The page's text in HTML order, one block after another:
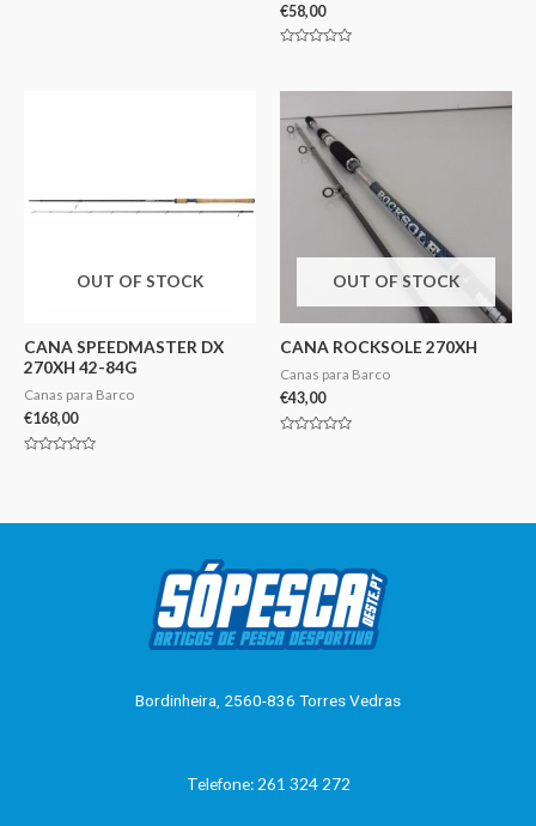
€58,00
5
OUT OF STOCK
CANA SPEEDMASTER DX
270XH 42-84G
Canas para Barco
€168,00
OUT OF STOCK
CANA ROCKSOLE 270XH
Canas para Barco
€43,00
Bordinheira, 2560-836 Torres Vedras
Telefone: 261 324 272